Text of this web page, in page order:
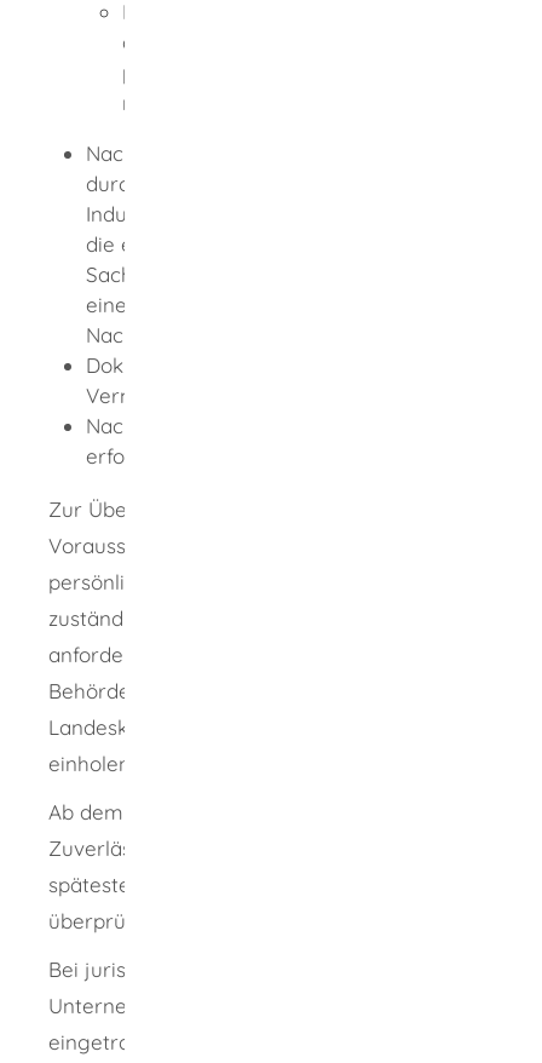
Bei Wohnsitz im Ausland: Dokumente
aus Ihrem Heimatland, die Ihre
persönliche Zuverlässigkeit
nachweisen.
Nachweis der persönlichen Sachkunde
durch Vorlage einer Bescheinigung der
Industrie- und Handelskammer (IHK) über
die erfolgreiche Ablegung einer
Sachkundeprüfung oder durch Vorlage
eines als gleichwertig anerkannten
Nachweises
Dokumente, die Ihre geordneten
Vermögensverhältnisse nachweisen
Nachweis über den Abschluss der
erforderlichen Haftpflichtversicherung
Zur Überprüfung der erforderlichen
Voraussetzungen (insbesondere Ihrer
persönlichen Zuverlässigkeit) kann die
zuständige Stelle weitere Dokumente
anfordern und Stellungnahmen anderer
Behörden (zum Beispiel Polizei,
Landeskriminalamt, Verfassungsschutz)
einholen.
Ab dem 1.1.2019 wird ihre persönliche
Zuverlässigkeit in regelmäßigen Abständen,
spätestens nach Ablauf von 5 Jahren, erneut
überprüft.
Bei juristischen Personen (GmbH,
Unternehmensgesellschaften, AG,
eingetragene Genossenschaften) müssen Sie